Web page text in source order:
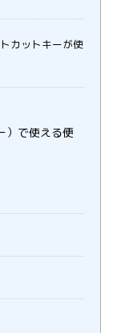
カットキーが使
で使える便